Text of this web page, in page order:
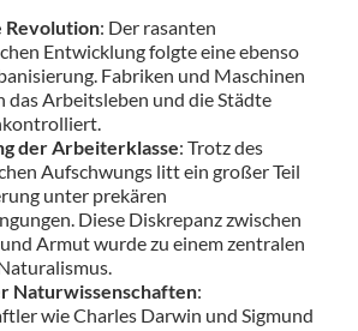
Revolution: Der rasanten
Entwicklung folgte eine ebenso
Fabriken und Maschinen
das Arbeitsleben und die Städte
der Arbeiterklasse: Trotz des
Aufschwungs litt ein großer Teil
unter prekären
Diese Diskrepanz zwischen
Armut wurde zu einem zentralen
Naturwissenschaften:
wie Charles Darwin und Sigmund